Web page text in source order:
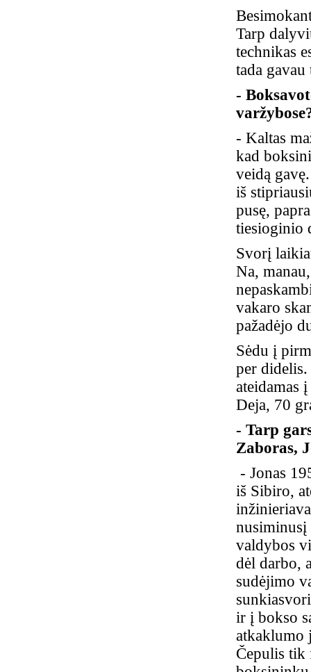
Tarp
technikas
tada
-
- Kaltas
kad
veidą
iš
pusę,
tiesioginio
Svorį
Na,
vakaro
pažadėjo
Sėdu į
per
ateidamas
Deja, 70
- Tarp
Zaboras,
- Jonas
iš Sibiro,
nusiminusį
valdybos
dėl darbo,
sudėjimo
ir į bokso
atkaklumo
Čepulis tik